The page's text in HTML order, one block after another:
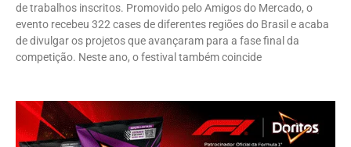
de trabalhos inscritos. Promovido pelo Amigos do Mercado, o
evento recebeu 322 cases de diferentes regiões do Brasil e acaba
de divulgar os projetos que avançaram para a fase final da
competição. Neste ano, o festival também coincide